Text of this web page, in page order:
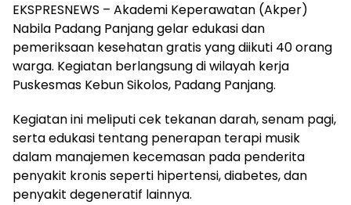
EKSPRESNEWS – Akademi Keperawatan (Akper)
Nabila Padang Panjang gelar edukasi dan
pemeriksaan kesehatan gratis yang diikuti 40 orang
warga. Kegiatan berlangsung di wilayah kerja
Puskesmas Kebun Sikolos, Padang Panjang.
Kegiatan ini meliputi cek tekanan darah, senam pagi,
serta edukasi tentang penerapan terapi musik
dalam manajemen kecemasan pada penderita
penyakit kronis seperti hipertensi, diabetes, dan
penyakit degeneratif lainnya.